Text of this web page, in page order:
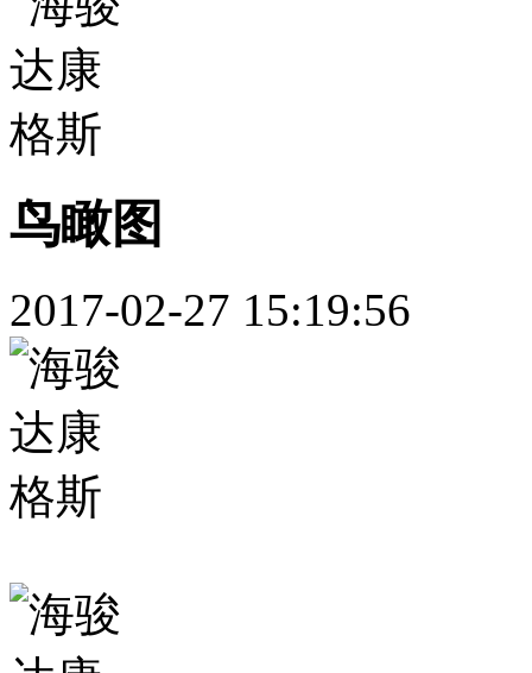
鸟瞰图
2017-02-27 15:19:56